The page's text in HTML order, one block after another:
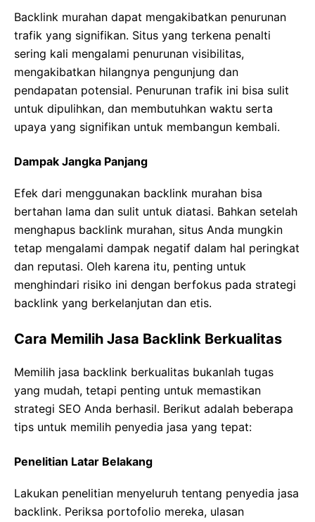
Backlink murahan dapat mengakibatkan penurunan
trafik yang signifikan. Situs yang terkena penalti
sering kali mengalami penurunan visibilitas,
mengakibatkan hilangnya pengunjung dan
pendapatan potensial. Penurunan trafik ini bisa sulit
untuk dipulihkan, dan membutuhkan waktu serta
upaya yang signifikan untuk membangun kembali.
Dampak Jangka Panjang
Efek dari menggunakan backlink murahan bisa
bertahan lama dan sulit untuk diatasi. Bahkan setelah
menghapus backlink murahan, situs Anda mungkin
tetap mengalami dampak negatif dalam hal peringkat
dan reputasi. Oleh karena itu, penting untuk
menghindari risiko ini dengan berfokus pada strategi
backlink yang berkelanjutan dan etis.
Cara Memilih Jasa Backlink Berkualitas
Memilih jasa backlink berkualitas bukanlah tugas
yang mudah, tetapi penting untuk memastikan
strategi SEO Anda berhasil. Berikut adalah beberapa
tips untuk memilih penyedia jasa yang tepat:
Penelitian Latar Belakang
Lakukan penelitian menyeluruh tentang penyedia jasa
backlink. Periksa portofolio mereka, ulasan